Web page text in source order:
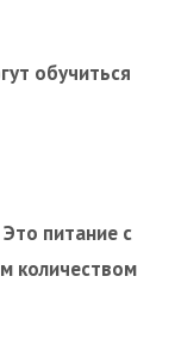
обучиться
Это питание с
количеством